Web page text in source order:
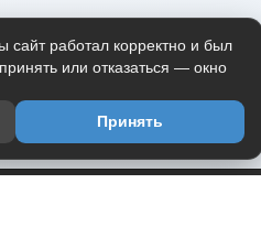
сайт работал корректно и был
или отказаться — окно
Принять